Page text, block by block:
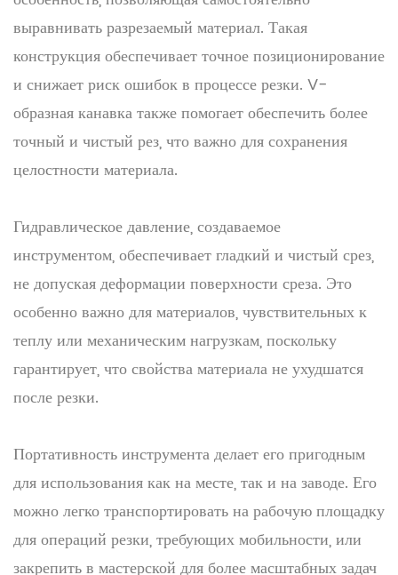
выравнивать разрезаемый материал. Такая
конструкция обеспечивает точное позиционирование
и снижает риск ошибок в процессе резки. V-
образная канавка также помогает обеспечить более
точный и чистый рез, что важно для сохранения
целостности материала.
Гидравлическое давление, создаваемое
инструментом, обеспечивает гладкий и чистый срез,
не допуская деформации поверхности среза. Это
особенно важно для материалов, чувствительных к
теплу или механическим нагрузкам, поскольку
гарантирует, что свойства материала не ухудшатся
после резки.
Портативность инструмента делает его пригодным
для использования как на месте, так и на заводе. Его
можно легко транспортировать на рабочую площадку
для операций резки, требующих мобильности, или
закрепить в мастерской для более масштабных задач